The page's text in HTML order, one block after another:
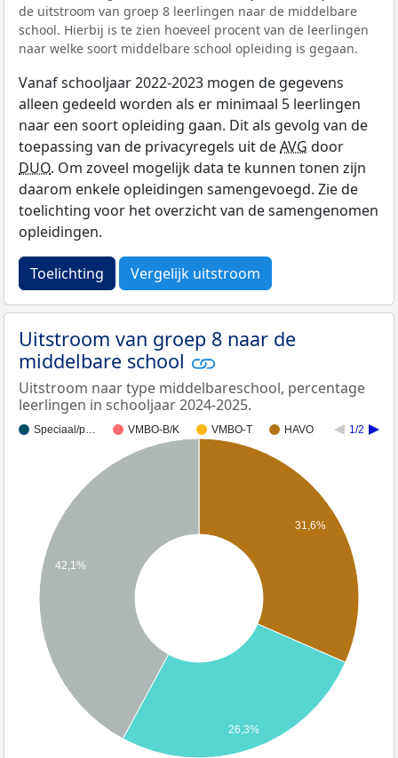
de uitstroom van groep 8 leerlingen naar de middelbare
school. Hierbij is te zien hoeveel procent van de leerlingen
naar welke soort middelbare school opleiding is gegaan.
Vanaf schooljaar 2022-2023 mogen de gegevens
alleen gedeeld worden als er minimaal 5 leerlingen
naar een soort opleiding gaan. Dit als gevolg van de
toepassing van de privacyregels uit deAVG door
DUO. Om zoveel mogelijk data te kunnen tonen zijn
daarom enkele opleidingen samengevoegd. Zie de
toelichting voor het overzicht van de samengenomen
opleidingen.
Toelichting Vergelijk uitstroom
Uitstroom van groep 8 naar de
middelbare school
Uitstroom naar type middelbareschool, percentage
leerlingen in schooljaar 2024-2025.
Speciaal/p… VMBO-B/K VMBO-T HAVO 1/2
31,6%
42,1%
26,3%